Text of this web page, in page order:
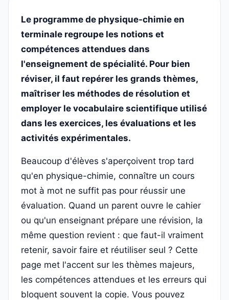
Le programme de physique-chimie en
terminale regroupe les notions et
compétences attendues dans
l'enseignement de spécialité. Pour bien
réviser, il faut repérer les grands thèmes,
maîtriser les méthodes de résolution et
employer le vocabulaire scientifique utilisé
dans les exercices, les évaluations et les
activités expérimentales.
Beaucoup d'élèves s'aperçoivent trop tard
qu'en physique-chimie, connaître un cours
mot à mot ne suffit pas pour réussir une
évaluation. Quand un parent ouvre le cahier
ou qu'un enseignant prépare une révision, la
même question revient : que faut-il vraiment
retenir, savoir faire et réutiliser seul ? Cette
page met l'accent sur les thèmes majeurs,
les compétences attendues et les erreurs qui
bloquent souvent la copie. Vous pouvez